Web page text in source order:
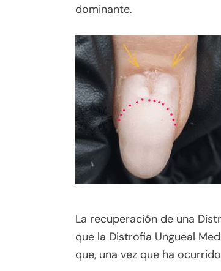
dominante.
La recuperación de una
que la Distrofia Ungueal
que, una vez que ha